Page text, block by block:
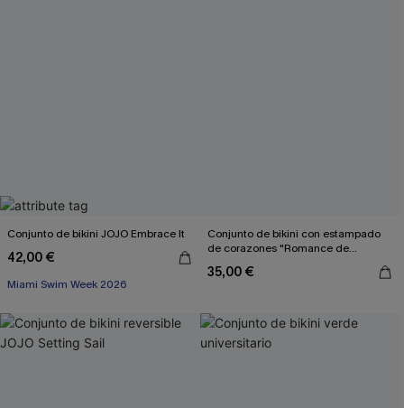
Conjunto de bikini JOJO Embrace It
42,00 €
Miami Swim Week 2026
Conjunto de bikini con estampado
de corazones "Romance de
35,00 €